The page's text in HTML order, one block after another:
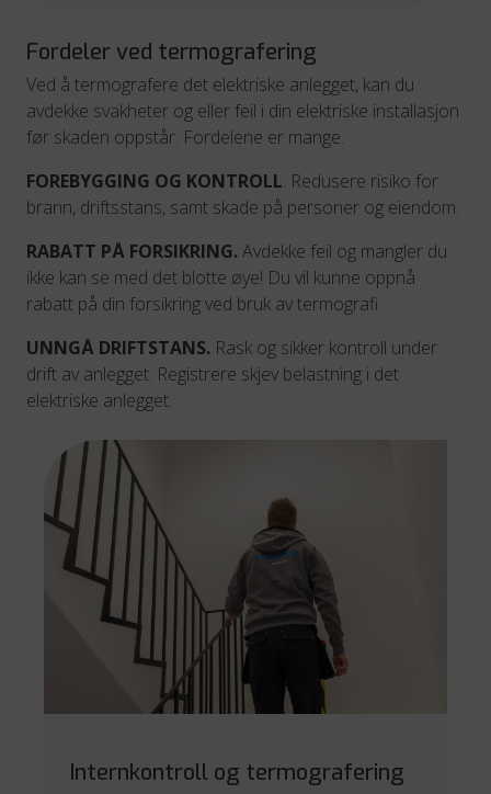
Fordeler ved termografering
Ved å termografere det elektriske anlegget, kan du
avdekke svakheter og eller feil i din elektriske installasjon
før skaden oppstår. Fordelene er mange.
FOREBYGGING OG KONTROLL. Redusere risiko for
brann, driftsstans, samt skade på personer og eiendom.
RABATT PÅ FORSIKRING.Avdekke feil og mangler du
ikke kan se med det blotte øye! Du vil kunne oppnå
rabatt på din forsikring ved bruk av termografi.
UNNGÅ DRIFTSTANS. Rask og sikker kontroll under
drift av anlegget. Registrere skjev belastning i det
elektriske anlegget.
Internkontroll og termografering